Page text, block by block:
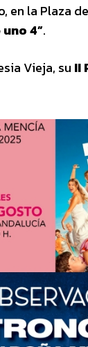
en la Plaza
4”.
Vieja, su II